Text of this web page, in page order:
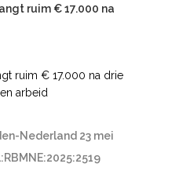
ruim € 17.000 na drie
arbeid
Nederland 23 mei